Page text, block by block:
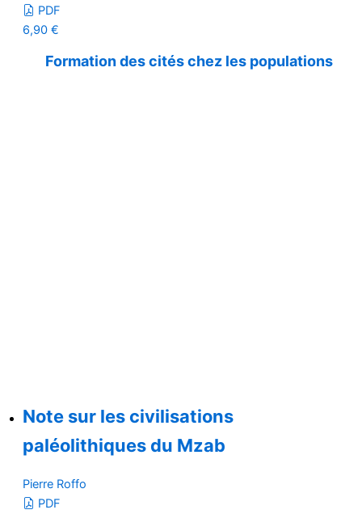
PDF
6,90 €
Formation des cités chez les populations
Note sur les civilisations
paléolithiques du Mzab
Pierre Roffo
PDF